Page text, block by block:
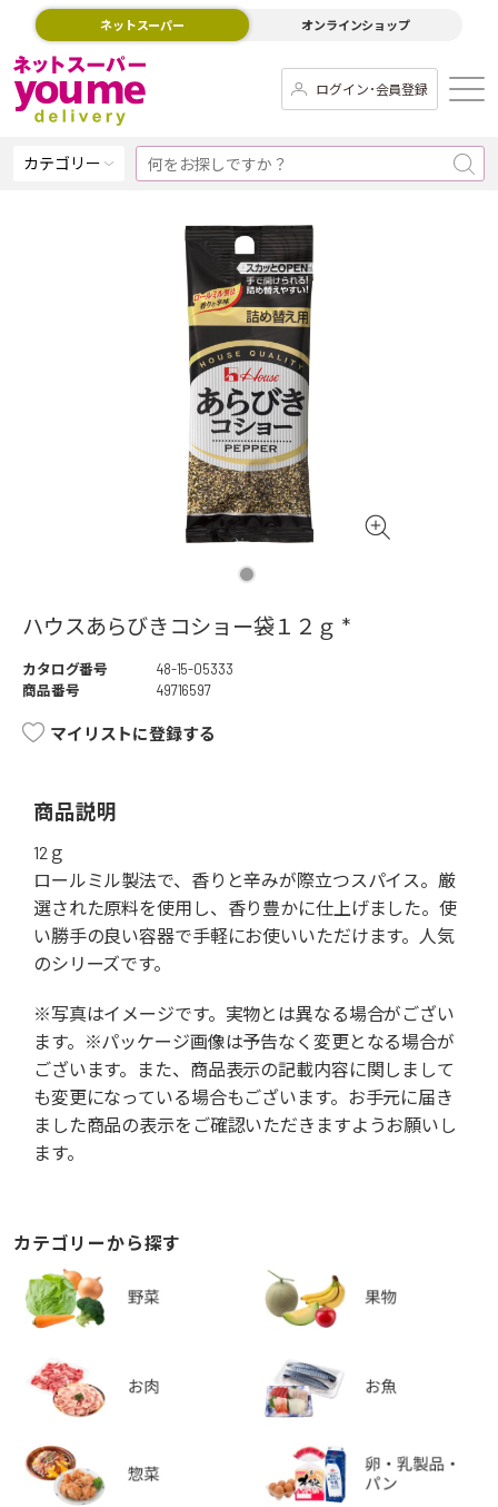
ネットスーパー オンラインショップ
ログイン･会員登録
カテゴリー
ハウスあらびきコショー袋１２ｇ *
カタログ番号
48-15-05333
商品番号
49716597
マイリストに登録する
商品説明
12ｇ
ロールミル製法で、香りと辛みが際立つスパイス。厳
選された原料を使用し、香り豊かに仕上げました。使
い勝手の良い容器で手軽にお使いいただけます。人気
のシリーズです。
※写真はイメージです。実物とは異なる場合がござい
ます。※パッケージ画像は予告なく変更となる場合が
ございます。また、商品表示の記載内容に関しまして
も変更になっている場合もございます。お手元に届き
ました商品の表示をご確認いただきますようお願いし
ます。
カテゴリーから探す